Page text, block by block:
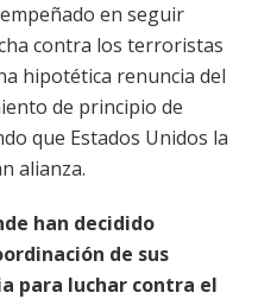
en seguir
contra los terroristas
hipotética renuncia del
de principio de
que Estados Unidos la
alianza.
han decidido
de sus
para luchar contra el